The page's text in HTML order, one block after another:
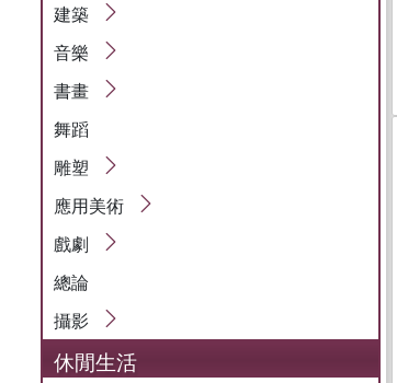
建築
音樂
書畫
舞蹈
雕塑
應用美術
戲劇
總論
攝影
休閒生活